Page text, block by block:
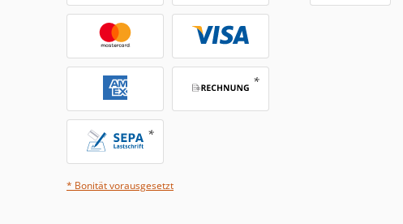
* Bonität vorausgesetzt